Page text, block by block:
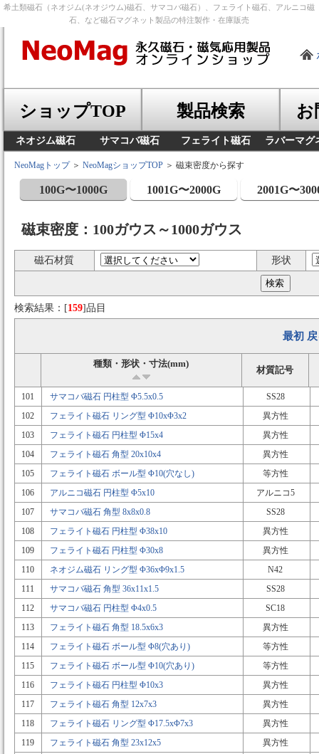
希土類磁石（ネオジム(ネオジウム)磁石、サマコバ磁石）、フェライト磁石、アルニコ磁
石、など磁石マグネット製品の特注製作・在庫販売
ショップTOP 製品検索 お
ネオジム磁石 サマコバ磁石 フェライト磁石 ラバーマグ
NeoMagトップ＞ NeoMagショップTOP ＞ 磁束密度から探す
100G〜1000G 1001G〜2000G 2001G〜
磁束密度：100ガウス～1000ガウス
磁石材質 形状
検索結果：[159]品目
最初
種類・形状・寸法(mm)
材質記号
101 サマコバ磁石 円柱型 Φ5.5x0.5
SS28
102
フェライト磁石 リング型 Φ10xΦ3x2
異方性
103
フェライト磁石 円柱型 Φ15x4
異方性
104
フェライト磁石 角型 20x10x4
異方性
105
フェライト磁石 ボール型 Φ10(穴なし)
等方性
106
アルニコ磁石 円柱型 Φ5x10
アルニコ5
107
サマコバ磁石 角型 8x8x0.8
SS28
108
フェライト磁石 円柱型 Φ38x10
異方性
109
フェライト磁石 円柱型 Φ30x8
異方性
110
ネオジム磁石 リング型 Φ36xΦ9x1.5
N42
111
サマコバ磁石 角型 36x11x1.5
SS28
112
サマコバ磁石 円柱型 Φ4x0.5
SC18
113
フェライト磁石 角型 18.5x6x3
異方性
114
フェライト磁石 ボール型 Φ8(穴あり)
等方性
115
フェライト磁石 ボール型 Φ10(穴あり)
等方性
116
フェライト磁石 円柱型 Φ10x3
異方性
117
フェライト磁石 角型 12x7x3
異方性
118
フェライト磁石 リング型 Φ17.5xΦ7x3
異方性
119
フェライト磁石 角型 23x12x5
異方性